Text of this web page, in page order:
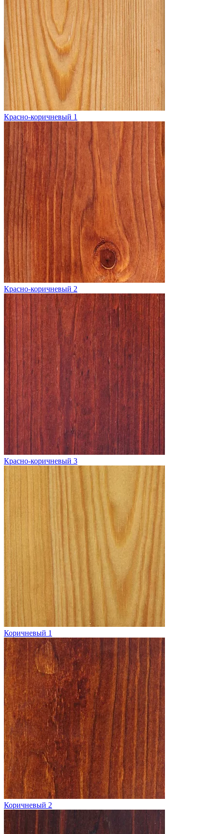
Красно-коричневый 1
Красно-коричневый 2
Красно-коричневый 3
Коричневый 1
Коричневый 2